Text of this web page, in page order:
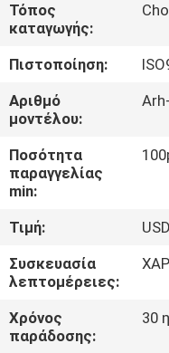
ΓΎΡΟΣ
ΕΡΓΟΣΤΑΣΊΩΝ
ΠΟΙΟΤΙΚΌΣ
ΈΛΕΓΧΟΣ
ΜΑΣ
ΕΛΆΤΕ
ΣΕ
ΕΠΑΦΉ
ΜΕ
Τόπος
καταγωγής:
Πιστοποίηση:
Αριθμό
μοντέλου:
Ποσότητα
παραγγελίας
min:
Τιμή:
Συσκευασία
λεπτομέρειες:
Χρόνος
παράδοσης:
30